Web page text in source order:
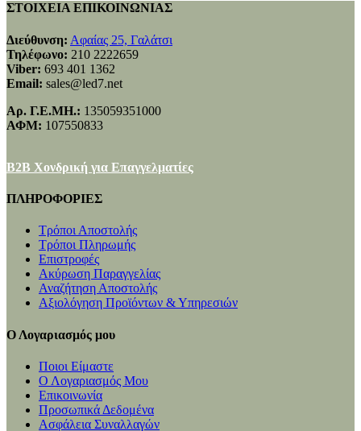
ΣΤΟΙΧΕΙΑ ΕΠΙΚΟΙΝΩΝΙΑΣ
Διεύθυνση: Αφαίας 25, Γαλάτσι
Τηλέφωνο: 210 2222659
Viber: 693 401 1362
Email: sales@led7.net
Αρ. Γ.Ε.ΜΗ.: 135059351000
ΑΦΜ: 107550833
B2B Χονδρική για Επαγγελματίες
ΠΛΗΡΟΦΟΡΙΕΣ
Τρόποι Αποστολής
Τρόποι Πληρωμής
Επιστροφές
Ακύρωση Παραγγελίας
Αναζήτηση Αποστολής
Αξιολόγηση Προϊόντων & Υπηρεσιών
Ο Λογαριασμός μου
Ποιοι Είμαστε
Ο Λογαριασμός Μου
Επικοινωνία
Προσωπικά Δεδομένα
Ασφάλεια Συναλλαγών